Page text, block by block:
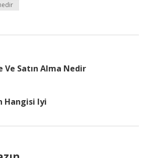
Ve Satın Alma Nedir
Hangisi Iyi